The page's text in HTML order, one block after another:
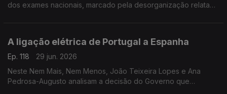
dos exames nacionais, marcado pela desorganização relatada
A ligação elétrica de Portugal a Espanha
Ep. 118
29 jun. 2026
Neste Nem Mais, Nem Menos, João Teixeira Lopes e Ana
Pedrosa-Augusto analisam a decisão do Governo que